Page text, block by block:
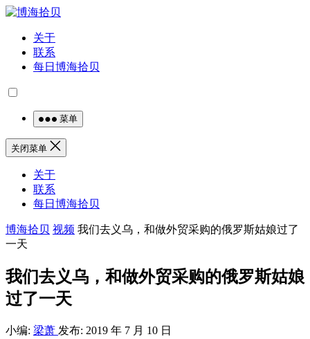
关于
联系
每日博海拾贝
菜单
关闭菜单
关于
联系
每日博海拾贝
博海拾贝 视频 我们去义乌，和做外贸采购的俄罗斯姑娘过了
一天
我们去义乌，和做外贸采购的俄罗斯姑娘
过了一天
小编: 梁萧 发布: 2019 年 7 月 10 日